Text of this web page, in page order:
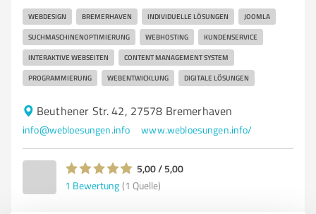
WEBDESIGN BREMERHAVEN INDIVIDUELLE LÖSUNGEN JOOMLA
SUCHMASCHINENOPTIMIERUNG WEBHOSTING KUNDENSERVICE
INTERAKTIVE WEBSEITEN CONTENT MANAGEMENT SYSTEM
PROGRAMMIERUNG WEBENTWICKLUNG DIGITALE LÖSUNGEN
Beuthener Str. 42, 27578 Bremerhaven
info@webloesungen.info www.webloesungen.info/
5,00 / 5,00
1 Bewertung (1 Quelle)